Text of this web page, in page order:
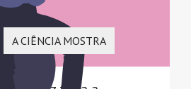
A CIÊNCIA MOSTRA